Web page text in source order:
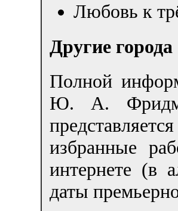
Любовь к
Другие города
Полной
Ю. А.
избранные
интернете (в
даты